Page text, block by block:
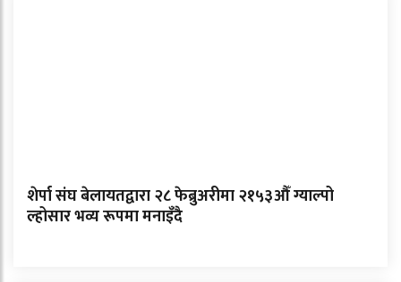
शेर्पा संघ बेलायतद्वारा २८ फेब्रुअरीमा २१५३औँ ग्याल्पो
ल्होसार भव्य रूपमा मनाइँदै